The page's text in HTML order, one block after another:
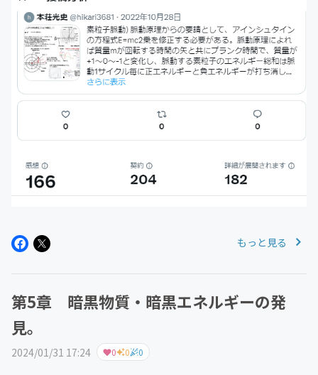
もっと見る
第5章 暗黒物質・暗黒エネルギーの発
見。
2024/01/31 17:24 0 0 0